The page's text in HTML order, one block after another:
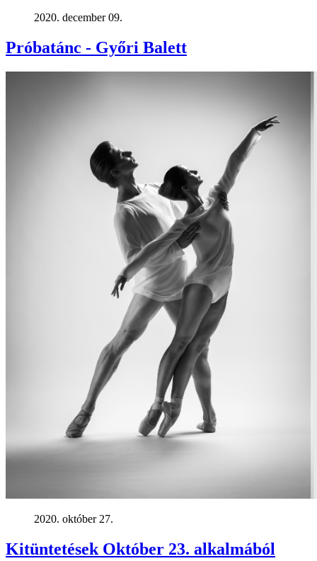
2020. december 09.
Próbatánc - Győri Balett
2020. október 27.
Kitüntetések Október 23. alkalmából